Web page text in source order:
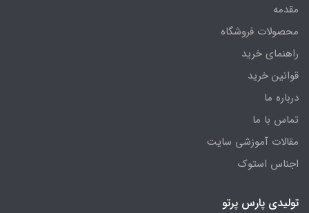
مقدمه
محصولات فروشگاه
راهنمای خرید
قوانین خرید
درباره ما
تماس با ما
مقالات آموزشی سایت
اجناس استوک
تولیدی پارس پرتو